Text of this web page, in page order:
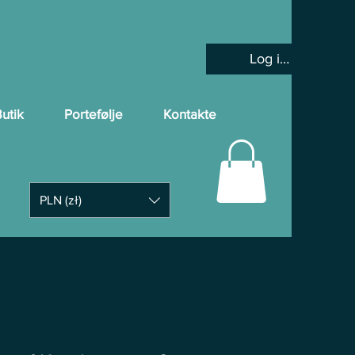
Portefølje Kontakte
Log ind
PLN (zł)